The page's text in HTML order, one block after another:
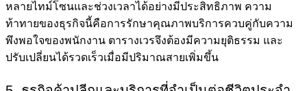
หลายไทม์โซนและช่วงเวลาได้อย่างมีประสิทธิภาพ ความ
ท้าทายของธุรกิจนี้คือการรักษาคุณภาพบริการควบคู่กับความ
พึงพอใจของพนักงาน ตารางเวรจึงต้องมีความยุติธรรม และ
ปรับเปลี่ยนได้รวดเร็วเมื่อมีปริมาณสายเพิ่มขึ้น